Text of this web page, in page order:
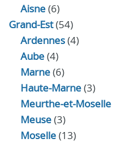
Aisne(6)
Grand-Est(54)
Ardennes(4)
Aube(4)
Marne(6)
Haute-Marne(3)
Meurthe-et-Moselle
Meuse(3)
Moselle(13)